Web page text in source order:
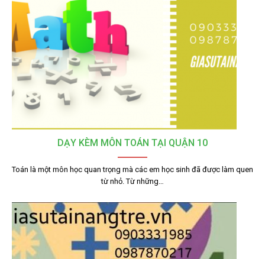
DẠY KÈM MÔN TOÁN TẠI QUẬN 10
Toán là một môn học quan trọng mà các em học sinh đã được làm quen
từ nhỏ. Từ những…